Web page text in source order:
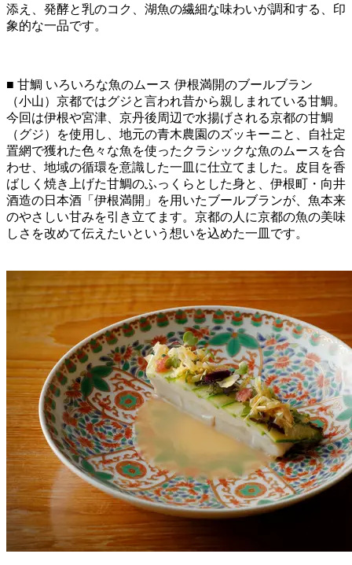
添え、発酵と乳のコク、湖魚の繊細な味わいが調和する、印
象的な一品です。
■ 甘鯛 いろいろな魚のムース 伊根満開のブールブラン
（小山）京都ではグジと言われ昔から親しまれている甘鯛。
今回は伊根や宮津、京丹後周辺で水揚げされる京都の甘鯛
（グジ）を使用し、地元の青木農園のズッキーニと、自社定
置網で獲れた色々な魚を使ったクラシックな魚のムースを合
わせ、地域の循環を意識した一皿に仕立てました。皮目を香
ばしく焼き上げた甘鯛のふっくらとした身と、伊根町・向井
酒造の日本酒「伊根満開」を用いたブールブランが、魚本来
のやさしい甘みを引き立てます。京都の人に京都の魚の美味
しさを改めて伝えたいという想いを込めた一皿です。